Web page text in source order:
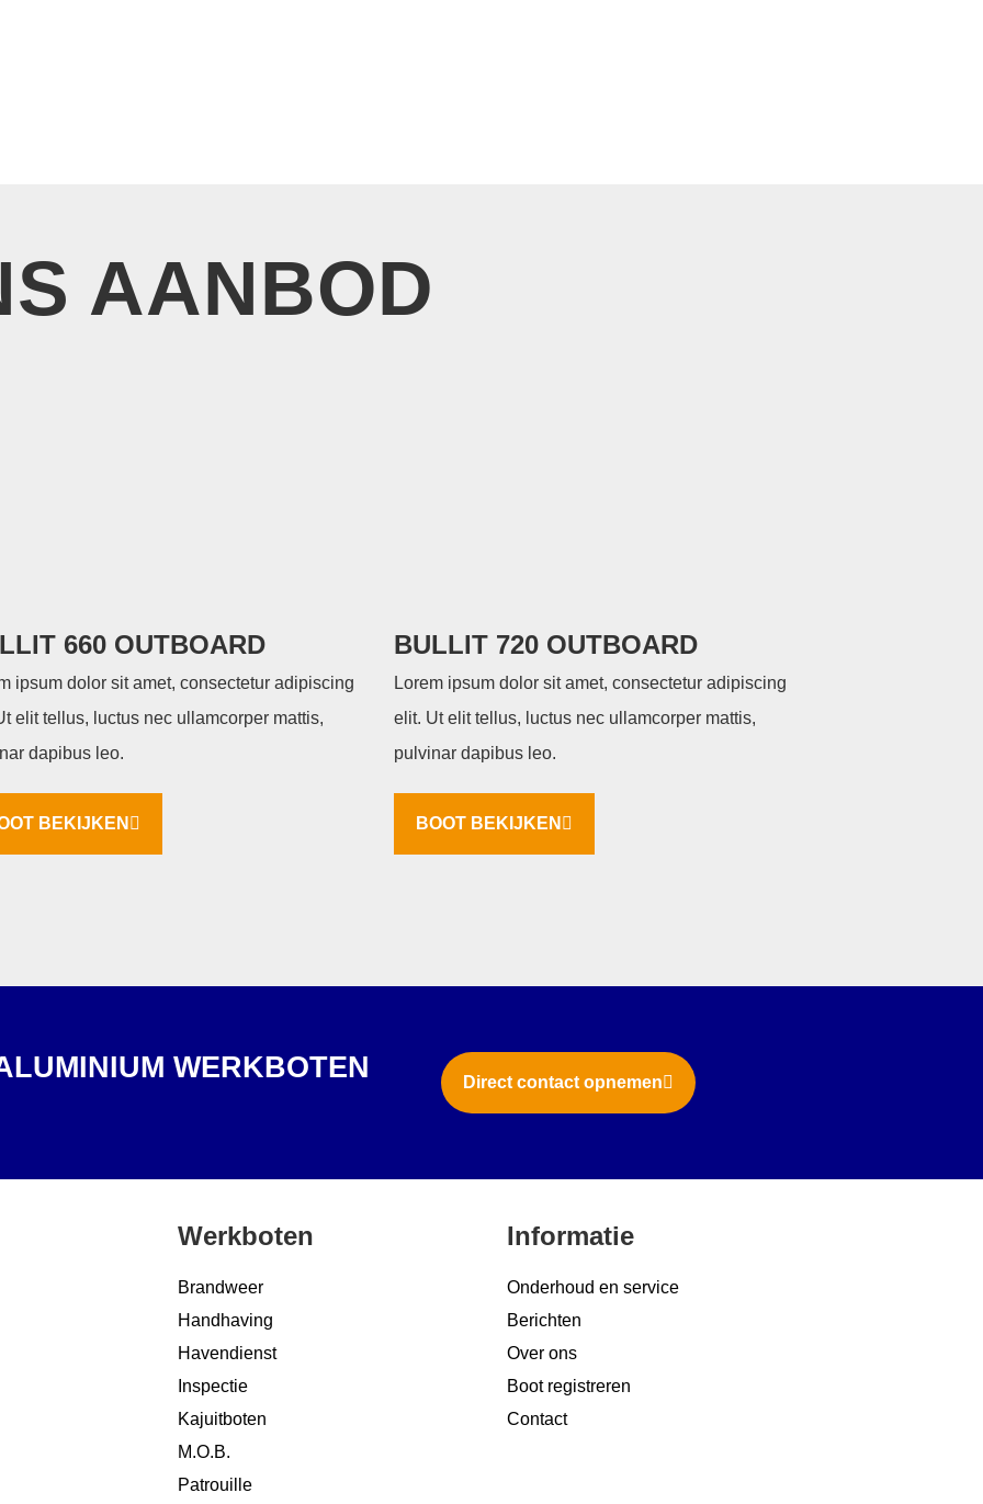
AANBOD
660 OUTBOARD
ipsum dolor sit amet, consectetur adipiscing
elit tellus, luctus nec ullamcorper mattis,
dapibus leo.
BEKIJKEN
BULLIT 720 OUTBOARD
Lorem ipsum dolor sit amet, consectetur adipiscing
elit. Ut elit tellus, luctus nec ullamcorper mattis,
pulvinar dapibus leo.
BOOT BEKIJKEN
WERKBOTEN
Direct contact opnemen
Werkboten
Brandweer
Handhaving
Havendienst
Inspectie
Kajuitboten
M.O.B.
Patrouille
Informatie
Onderhoud en service
Berichten
Over ons
Boot registreren
Contact